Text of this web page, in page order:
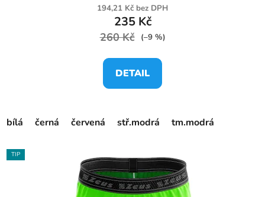
194,21 Kč bez DPH
235 Kč
260 Kč (–9 %)
DETAIL
bílá černá červená stř.modrá tm.modrá
TIP